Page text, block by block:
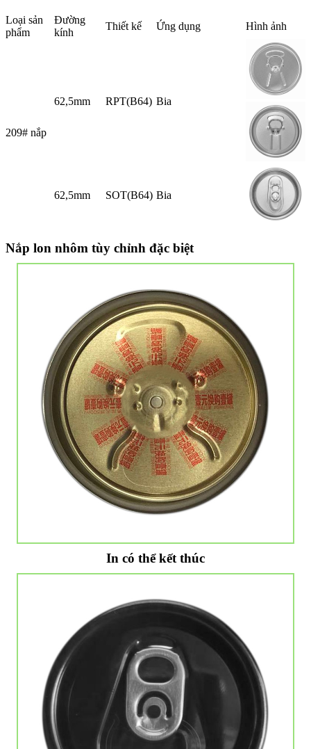
Loại sản
phẩm
Đường
kính
Thiết kế Ứng dụng Hình ảnh
209# nắp
62,5mm RPT(B64) Bia
62,5mm SOT(B64) Bia
Nắp lon nhôm tùy chỉnh đặc biệt
In có thể kết thúc